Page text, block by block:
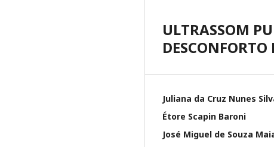
ULTRASSOM
Juliana da Cruz Nunes
Étore Scapin Baroni
José Miguel de Souza